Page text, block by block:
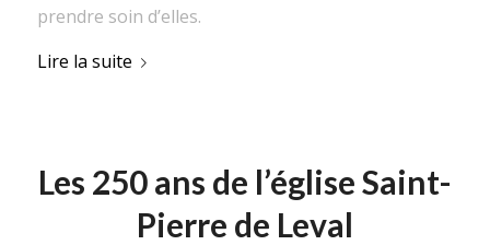
prendre soin d’elles.
Lire la suite
Les 250 ans de l’église Saint-
Pierre de Leval